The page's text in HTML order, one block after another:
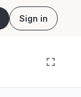
Sign in